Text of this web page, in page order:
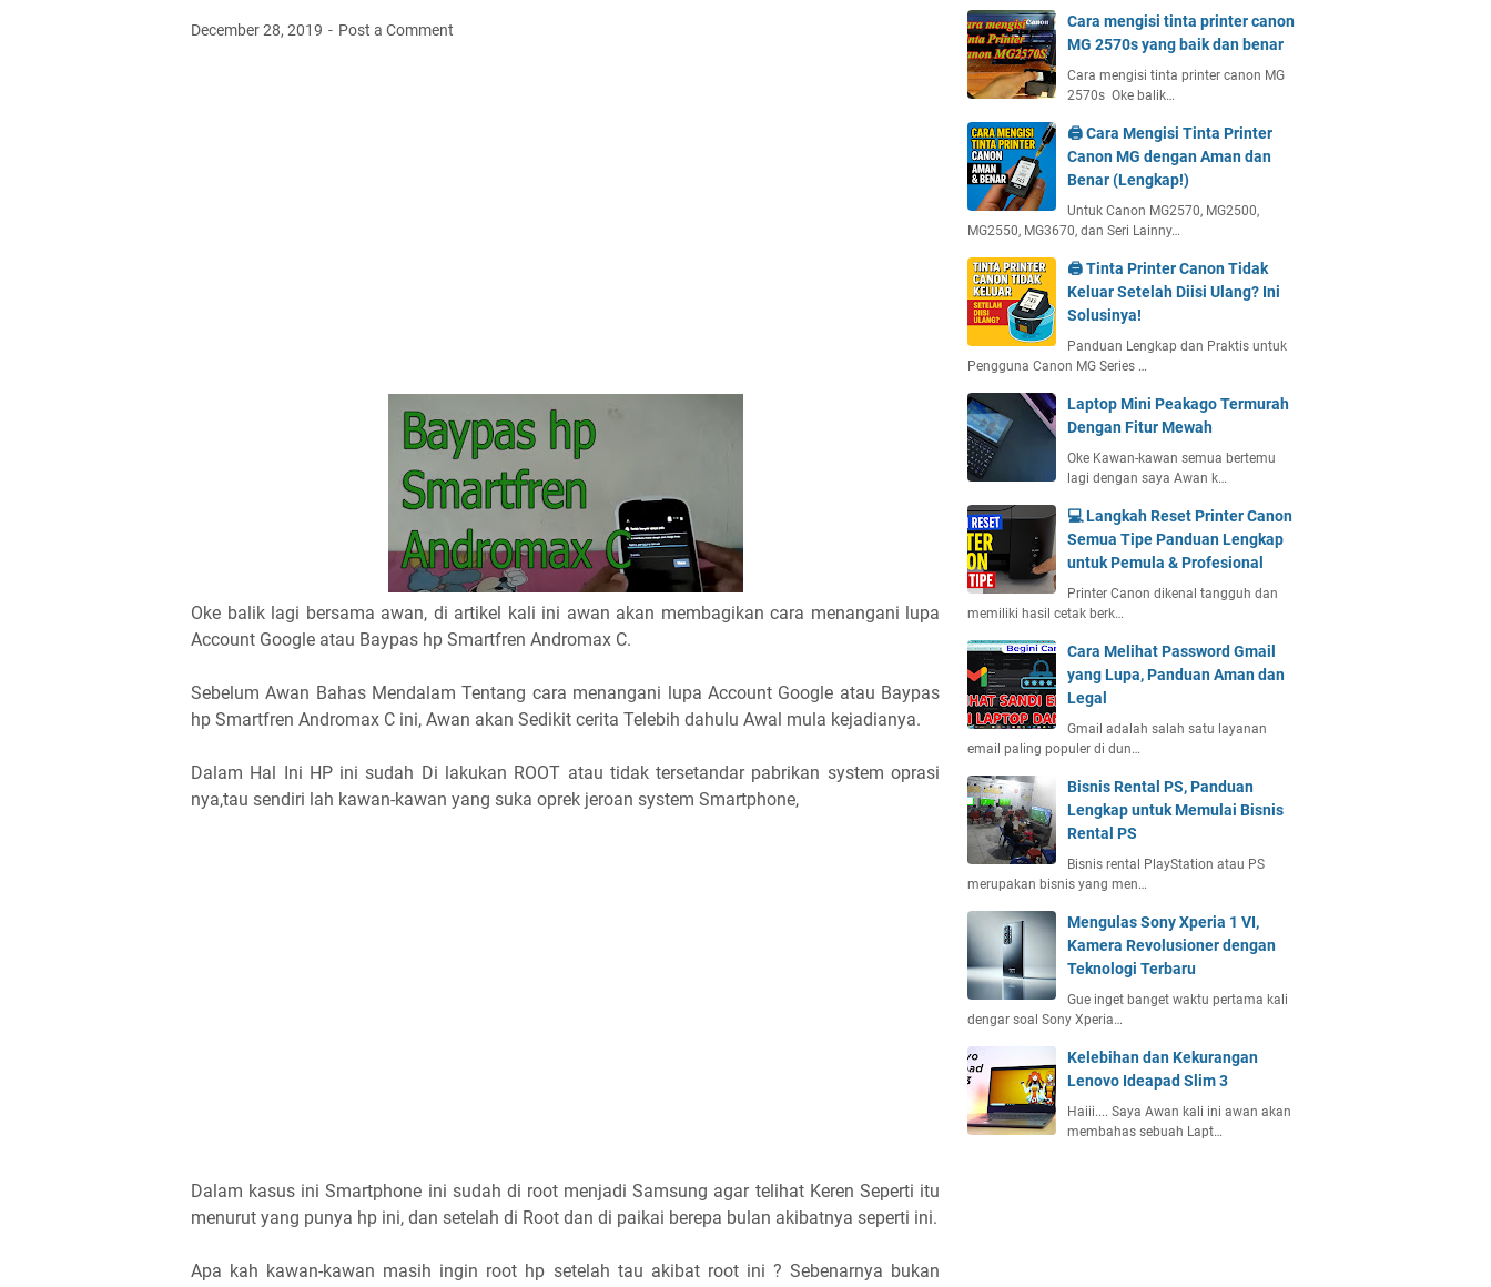
December 28, 2019 Post a Comment
Oke balik lagi bersama awan, di artikel kali ini awan akan membagikan cara menangani lupa
Account Google atau Baypas hp Smartfren Andromax C.
Sebelum Awan Bahas Mendalam Tentang cara menangani lupa Account Google atau Baypas
hp Smartfren Andromax C ini, Awan akan Sedikit cerita Telebih dahulu Awal mula kejadianya.
Dalam Hal Ini HP ini sudah Di lakukan ROOT atau tidak tersetandar pabrikan system oprasi
nya,tau sendiri lah kawan-kawan yang suka oprek jeroan system Smartphone,
Dalam kasus ini Smartphone ini sudah di root menjadi Samsung agar telihat Keren Seperti itu
menurut yang punya hp ini, dan setelah di Root dan di paikai berepa bulan akibatnya seperti ini.
Apa kah kawan-kawan masih ingin root hp setelah tau akibat root ini ? Sebenarnya bukan
Cara mengisi tinta printer canon
MG 2570s yang baik dan benar
Cara mengisi tinta printer canon MG
2570s Oke balik…
🖨️ Cara Mengisi Tinta Printer
Canon MG dengan Aman dan
Benar (Lengkap!)
Untuk Canon MG2570, MG2500,
MG2550, MG3670, dan Seri Lainny…
🖨️ Tinta Printer Canon Tidak
Keluar Setelah Diisi Ulang? Ini
Solusinya!
Panduan Lengkap dan Praktis untuk
Pengguna Canon MG Series …
Laptop Mini Peakago Termurah
Dengan Fitur Mewah
Oke Kawan-kawan semua bertemu
lagi dengan saya Awan k…
💻 Langkah Reset Printer Canon
Semua Tipe Panduan Lengkap
untuk Pemula & Profesional
Printer Canon dikenal tangguh dan
memiliki hasil cetak berk…
Cara Melihat Password Gmail
yang Lupa, Panduan Aman dan
Legal
Gmail adalah salah satu layanan
email paling populer di dun…
Bisnis Rental PS, Panduan
Lengkap untuk Memulai Bisnis
Rental PS
Bisnis rental PlayStation atau PS
merupakan bisnis yang men…
Mengulas Sony Xperia 1 VI,
Kamera Revolusioner dengan
Teknologi Terbaru
Gue inget banget waktu pertama kali
dengar soal Sony Xperia…
Kelebihan dan Kekurangan
Lenovo Ideapad Slim 3
Haiii.... Saya Awan kali ini awan akan
membahas sebuah Lapt…